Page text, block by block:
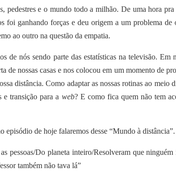
pedestres e o mundo todo a milhão. De uma hora pra
foi ganhando forças e deu origem a um problema de
ao outro na questão da empatia.
de nós sendo parte das estatísticas na televisão. Em
nossas casas e nos colocou em um momento de
distância. Como adaptar as nossas rotinas ao meio
e transição para a web? E como fica quem não tem
de hoje falaremos desse “Mundo à distância”.
pessoas/Do planeta inteiro/Resolveram que ninguém
também não tava lá”